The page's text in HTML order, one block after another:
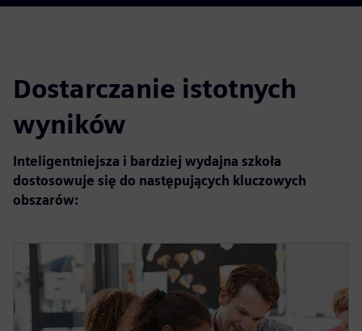
Dostarczanie istotnych
wyników
Inteligentniejsza i bardziej wydajna szkoła
dostosowuje się do następujących kluczowych
obszarów: